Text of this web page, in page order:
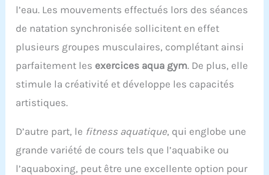
l’eau. Les mouvements effectués lors des séances
de natation synchronisée sollicitent en effet
plusieurs groupes musculaires, complétant ainsi
parfaitement les exercices aqua gym. De plus, elle
stimule la créativité et développe les capacités
artistiques.
D’autre part, le fitness aquatique, qui englobe une
grande variété de cours tels que l’aquabike ou
l’aquaboxing, peut être une excellente option pour